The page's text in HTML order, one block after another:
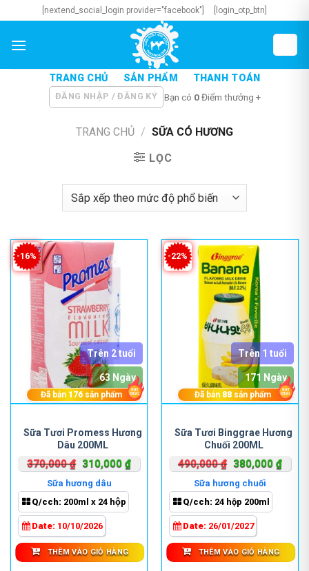
to
content
[nextend_social_login provider="facebook"] [login_otp_btn]
TRANG CHỦ SẢN PHẨM THANH TOÁN
ĐĂNG NHẬP / ĐĂNG KÝ Bạn có 0Điểm thưởng +
TRANG CHỦ / SỮA CÓ HƯƠNG
LỌC
-16%
Sữa Tươi Promess Hương
Dâu 200ML
370,000₫ Giá
gốc
là:
370,000 ₫.
310,000 ₫Giá
310,000 ₫.
Sữa hương dâu
Q/cch: 200ml x 24 hộp
Date: 10/10/2026
Trên 2 tuổi
63 Ngày
Đã bán 176 sản phẩm
THÊM VÀO GIỎ HÀNG
-22%
Sữa Tươi Binggrae Hương
Chuối 200ML
490,000₫ Giá
gốc
là:
490,000 ₫.
380,000 ₫Giá
Sữa hương chuối
Q/cch: 24 hộp 200ml
Date: 26/01/2027
Trên 1 tuổi
171 Ngày
Đã bán 88sản phẩm
THÊM VÀO GIỎ HÀNG